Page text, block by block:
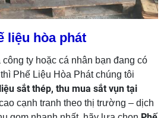
liệu hòa phát
ty hoặc cá nhân bạn đang có
Phế Liệu Hòa Phát chúng tôi
sắt thép, thu mua sắt vụn tại
cạnh tranh theo thị trường – dịch